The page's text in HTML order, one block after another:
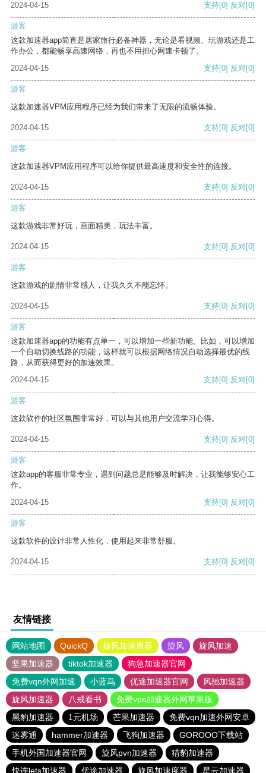
2024-04-15
支持[0] 反对[0]
游客
这款加速器app简直是居家旅行必备神器，无论是看视频、玩游戏还是工
作办公，都能畅享高速网络，再也不用担心网速卡顿了。
2024-04-15
支持[0] 反对[0]
游客
这款加速器VPM应用程序已经为我们带来了无限的流畅体验。
2024-04-15 支持[0] 反对[0]
游客
这款加速器VPM应用程序可以给你提供最高速度和安全性的连接。
2024-04-15 支持[0] 反对[0]
游客
这款游戏非常好玩，画面精美，玩法丰富。
2024-04-15 支持[0] 反对[0]
游客
这款游戏的剧情非常感人，让我久久不能忘怀。
2024-04-15 支持[0] 反对[0]
游客
这款加速器app的功能有点单一，可以增加一些新功能。比如，可以增加
一个自动切换线路的功能，这样就可以根据网络情况自动选择最优的线
路，从而获得更好的加速效果。
2024-04-15
支持[0] 反对[0]
游客
这款软件的社区氛围非常好，可以与其他用户交流学习心得。
2024-04-15 支持[0] 反对[0]
游客
这款app的客服非常专业，遇到问题总是能够及时解决，让我能够安心工
作。
2024-04-15
支持[0] 反对[0]
游客
这款软件的设计非常人性化，使用起来非常舒服。
2024-04-15 支持[0] 反对[0]
友情链接
网站地图 QuickQ 旋风加速度器 旋风
旋风加速
坚果加速器
tiktok加速器
狗急加速器官网
免费vqn外网加速
小蓝鸟 优途加速器官网
风驰加速器
旋风加速器
八戒看书
免费vps加速器外网苹果版
黑豹加速器
1元机场 芒果加速器
免费vqn加速外网安卓
迷雾通
hammer加速器 飞狗加速器
GOROOO下载站
手机外国加速器官网
旋风pvn加速器
猎豹加速器
快连lets加速器
优途加速器 旋风加速度器 星云加速器